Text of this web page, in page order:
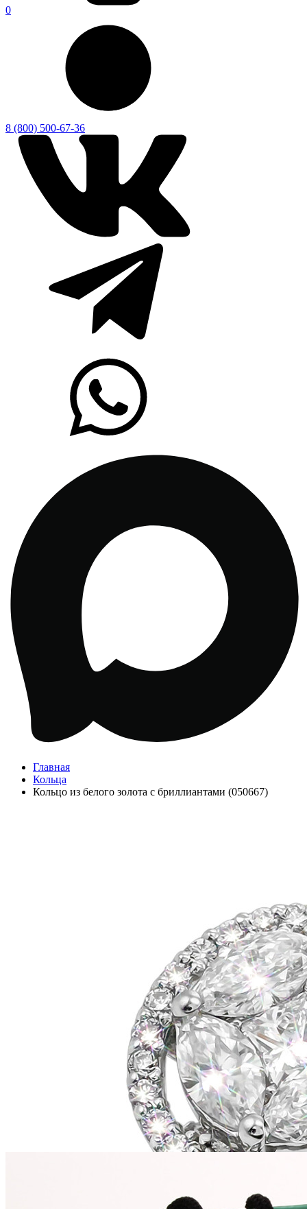
0
8 (800) 500-67-36
Главная
Кольца
Кольцо из белого золота с бриллиантами (050667)